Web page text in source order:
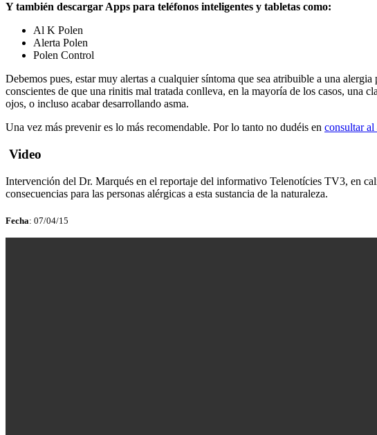
Y también descargar Apps para teléfonos inteligentes y tabletas como:
Al K Polen
Alerta Polen
Polen Control
Debemos pues, estar muy alertas a cualquier síntoma que sea atribuible a una
conscientes de que una rinitis mal tratada conlleva, en la mayoría de los casos, una
ojos, o incluso acabar desarrollando asma.
Una vez más prevenir es lo más recomendable. Por lo tanto no dudéis en consultar
Video
Intervención del Dr. Marqués en el reportaje del informativo Telenotícies TV3, en
consecuencias para las personas alérgicas a esta sustancia de la naturaleza.
Fecha: 07/04/15